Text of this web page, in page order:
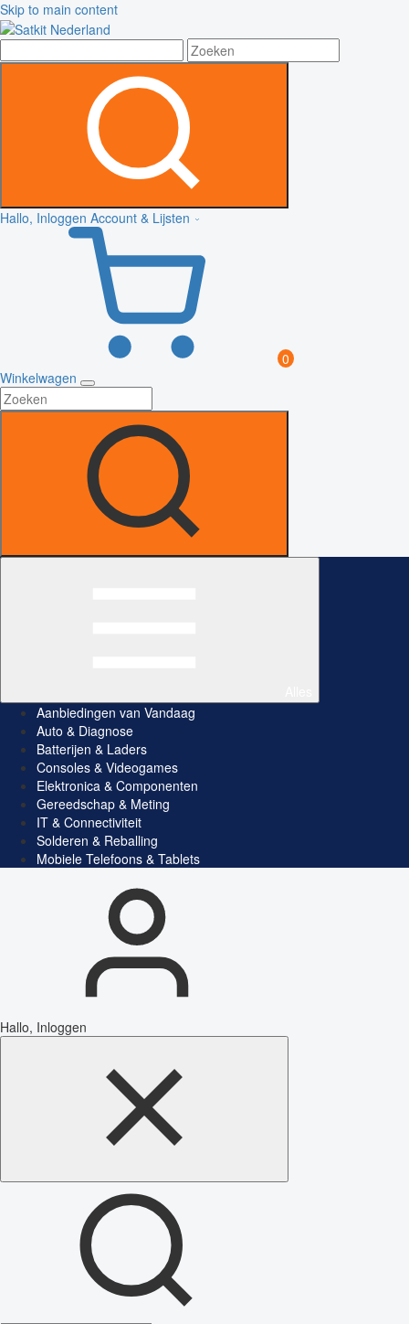
Skip to main content
Hallo, Inloggen Account & Lijsten
0
Winkelwagen
Aanbiedingen van Vandaag
Auto & Diagnose
Batterijen & Laders
Consoles & Videogames
Elektronica & Componenten
Gereedschap & Meting
IT & Connectiviteit
Solderen & Reballing
Mobiele Telefoons & Tablets
Hallo, Inloggen